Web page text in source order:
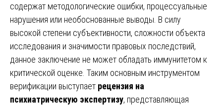
содержат методологические ошибки, процессуальные
нарушения или необоснованные выводы. В силу
высокой степени субъективности, сложности объекта
исследования и значимости правовых последствий,
данное заключение не может обладать иммунитетом к
критической оценке. Таким основным инструментом
верификации выступает рецензия на
психиатрическую экспертизу, представляющая